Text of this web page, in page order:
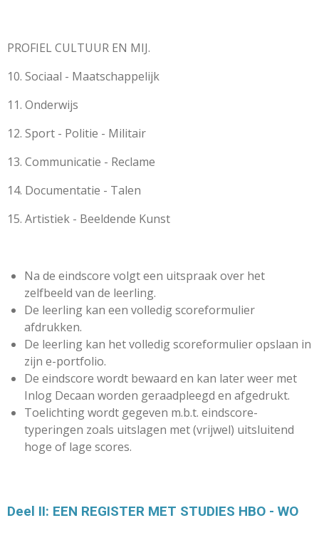
PROFIEL CULTUUR EN MIJ.
10. Sociaal - Maatschappelijk
11. Onderwijs
12. Sport - Politie - Militair
13. Communicatie - Reclame
14. Documentatie - Talen
15. Artistiek - Beeldende Kunst
Na de eindscore volgt een uitspraak over het
zelfbeeld van de leerling.
De leerling kan een volledig scoreformulier
afdrukken.
De leerling kan het volledig scoreformulier opslaan in
zijn e-portfolio.
De eindscore wordt bewaard en kan later weer met
Inlog Decaan worden geraadpleegd en afgedrukt.
Toelichting wordt gegeven m.b.t. eindscore-
typeringen zoals uitslagen met (vrijwel) uitsluitend
hoge of lage scores.
Deel II: EEN REGISTER MET STUDIES HBO - WO